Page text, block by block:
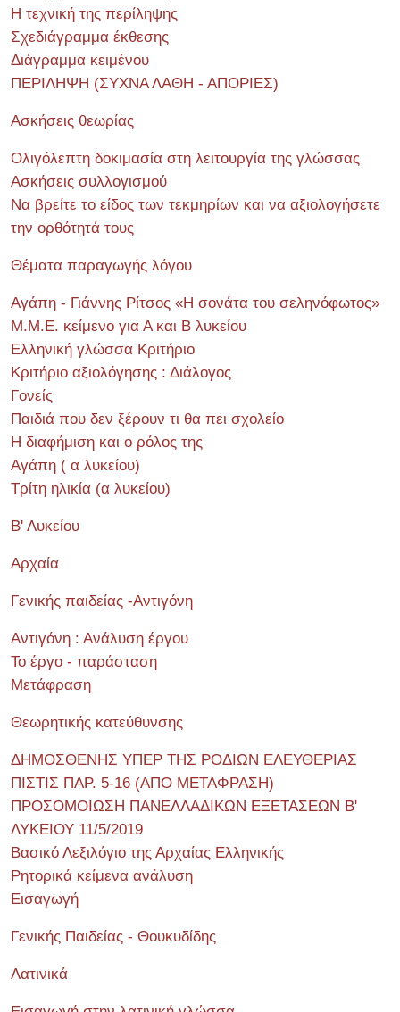
Η τεχνική της περίληψης
Σχεδιάγραμμα έκθεσης
Διάγραμμα κειμένου
ΠΕΡΙΛΗΨΗ (ΣΥΧΝΑ ΛΑΘΗ - ΑΠΟΡΙΕΣ)
Ασκήσεις θεωρίας
Ολιγόλεπτη δοκιμασία στη λειτουργία της γλώσσας
Ασκήσεις συλλογισμού
Να βρείτε το είδος των τεκμηρίων και να αξιολογήσετε
την ορθότητά τους
Θέματα παραγωγής λόγου
Αγάπη - Γιάννης Ρίτσος «Η σονάτα του σεληνόφωτος»
Μ.Μ.Ε. κείμενο για Α και Β λυκείου
Ελληνική γλώσσα Κριτήριο
Κριτήριο αξιολόγησης : Διάλογος
Γονείς
Παιδιά που δεν ξέρουν τι θα πει σχολείο
Η διαφήμιση και ο ρόλος της
Αγάπη ( α λυκείου)
Τρίτη ηλικία (α λυκείου)
Β' Λυκείου
Αρχαία
Γενικής παιδείας -Αντιγόνη
Αντιγόνη : Ανάλυση έργου
Το έργο - παράσταση
Μετάφραση
Θεωρητικής κατεύθυνσης
ΔΗΜΟΣΘΕΝΗΣ ΥΠΕΡ ΤΗΣ ΡΟΔΙΩΝ ΕΛΕΥΘΕΡΙΑΣ
ΠΙΣΤΙΣ ΠΑΡ. 5-16 (ΑΠΟ ΜΕΤΑΦΡΑΣΗ)
ΠΡΟΣΟΜΟΙΩΣΗ ΠΑΝΕΛΛΑΔΙΚΩΝ ΕΞΕΤΑΣΕΩΝ Β'
ΛΥΚΕΙΟΥ 11/5/2019
Βασικό Λεξιλόγιο της Αρχαίας Ελληνικής
Ρητορικά κείμενα ανάλυση
Εισαγωγή
Γενικής Παιδείας - Θουκυδίδης
Λατινικά